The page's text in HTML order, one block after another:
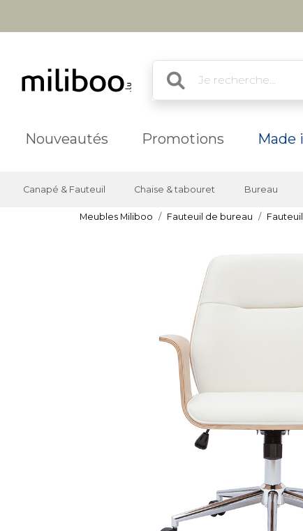
Nouveautés Promotions Made
Canapé & Fauteuil Chaise & tabouret Bureau
Meubles Miliboo Fauteuil de bureau